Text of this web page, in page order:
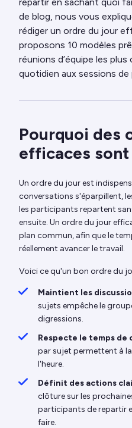
de blog, nous vous
rédiger un ordre du jour
proposons 10 modèles
réunions d’équipe les
quotidien aux sessions
Pourquoi des
efficaces
Un ordre du jour est
conversations s'éparpillent,
les participants repartent
ensuite. Un ordre du jour
plan commun, afin que le
réellement avancer le travail.
Voici ce qu'un bon ordre du
Maintient les
sujets empêche le
digressions.
Respecte le temps de
par sujet permettent à
l'heure.
Définit des actions
clôture sur les
participants de repartir
faire.